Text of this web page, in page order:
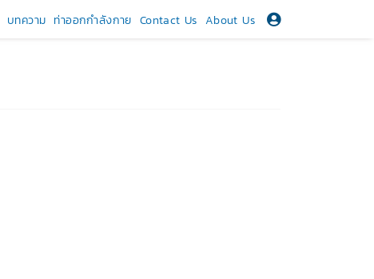
บทความ ท่าออกกำลังกาย Contact Us About Us